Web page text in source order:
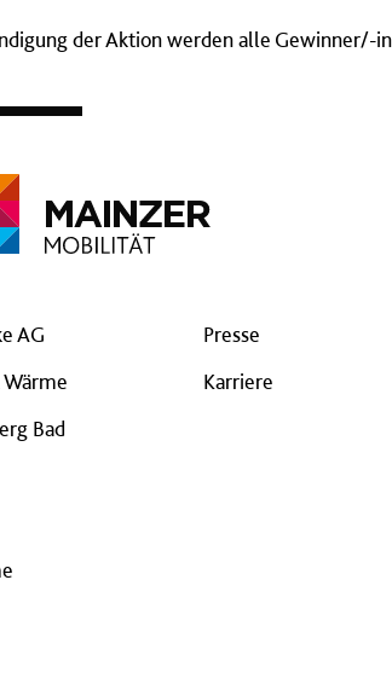
der Aktion werden alle Gewinner/-
AG
Bad
Presse
Karriere